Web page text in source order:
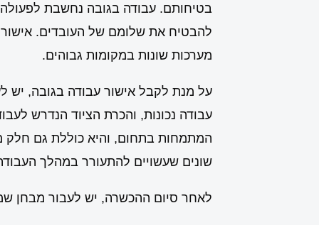
בטיחותם. עבודה בגובה נחשבת לפעולה
להבטיח את שלומם של העובדים. אישור
מערכות שונות במקומות גבוהים.
על מנת לקבל אישור עבודה בגובה, יש
עבודה נכונות, והכרת הציוד הנדרש
המתמחות בתחום, והיא כוללת גם חלק
שונים שעשויים להתעורר במהלך
לאחר סיום ההכשרה, יש לעבור מבחן